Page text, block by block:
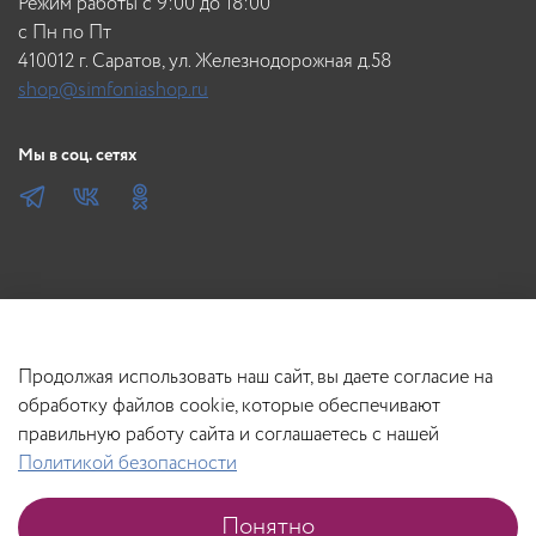
количеством воды. Вымыть волосы шампунем Tefia Post
Color и обработать плазмой Tefia
В корзину
c Пн по Пт
410012 г. Саратов, ул. Железнодорожная д.58
shop@simfoniashop.ru
Мы в соц. сетях
Продолжая использовать наш сайт, вы даете согласие на
обработку файлов cookie, которые обеспечивают
правильную работу сайта и соглашаетесь с нашей
Политикой безопасности
Понятно